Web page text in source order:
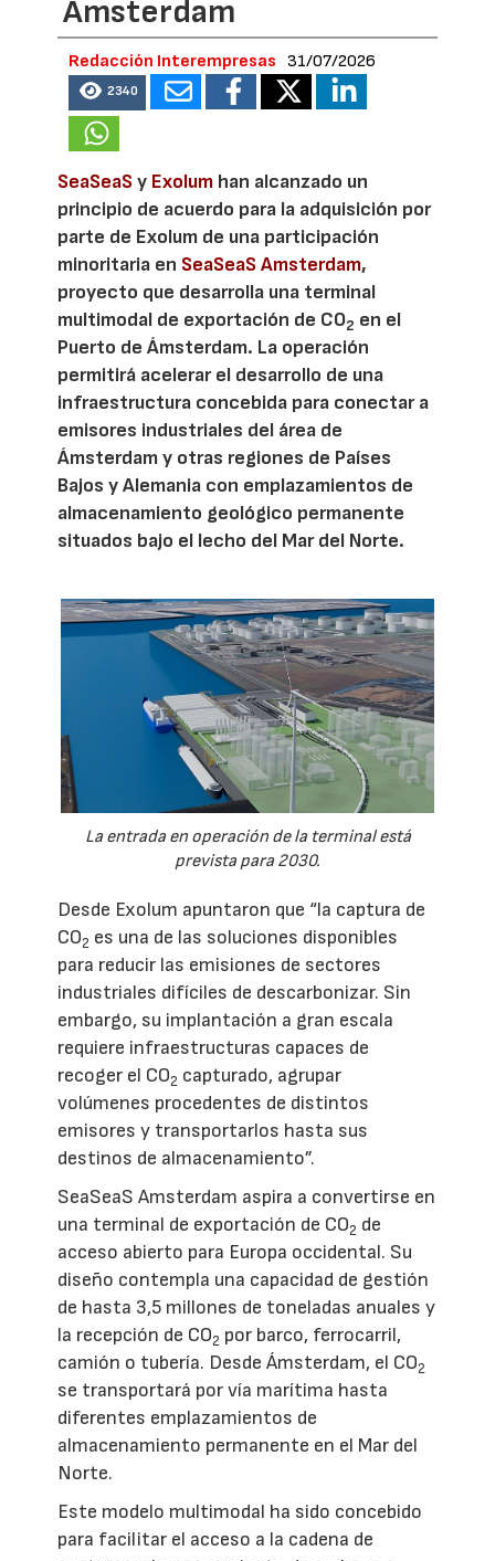
Amsterdam
Redacción Interempresas 31/07/2026
2340
SeaSeaSy Exolum han alcanzado un
principio de acuerdo para la adquisición por
parte de Exolum de una participación
minoritaria en SeaSeaS Amsterdam,
proyecto que desarrolla una terminal
multimodal de exportación de CO2 en el
Puerto de Ámsterdam. La operación
permitirá acelerar el desarrollo de una
infraestructura concebida para conectar a
emisores industriales del área de
Ámsterdam y otras regiones de Países
Bajos y Alemania con emplazamientos de
almacenamiento geológico permanente
situados bajo el lecho del Mar del Norte.
La entrada en operación de la terminal está
prevista para 2030.
Desde Exolum apuntaron que “la captura de
CO2 es una de las soluciones disponibles
para reducir las emisiones de sectores
industriales difíciles de descarbonizar. Sin
embargo, su implantación a gran escala
requiere infraestructuras capaces de
recoger el CO2 capturado, agrupar
volúmenes procedentes de distintos
emisores y transportarlos hasta sus
destinos de almacenamiento”.
SeaSeaS Amsterdam aspira a convertirse en
una terminal de exportación de CO2 de
acceso abierto para Europa occidental. Su
diseño contempla una capacidad de gestión
de hasta 3,5 millones de toneladas anuales y
la recepción de CO2 por barco, ferrocarril,
camión o tubería. Desde Ámsterdam, el CO2
se transportará por vía marítima hasta
diferentes emplazamientos de
almacenamiento permanente en el Mar del
Norte.
Este modelo multimodal ha sido concebido
para facilitar el acceso a la cadena de